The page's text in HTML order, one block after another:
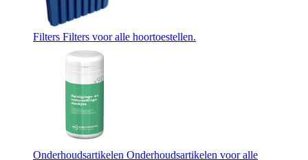
Filters Filters voor alle hoortoestellen.
Onderhoudsartikelen Onderhoudsartikelen voor alle